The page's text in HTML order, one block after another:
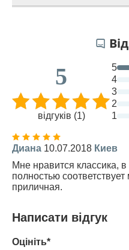
5
відгуків (1)
5
4
3
2
1
Диана 10.07.2018 Киев
Мне нравится классика,
полностью
приличная.
Написати відгук
Оцініть*